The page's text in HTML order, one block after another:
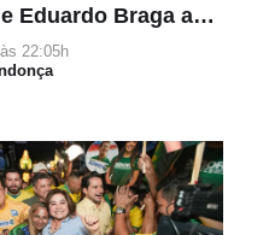
Eduardo Braga ao
22:05h